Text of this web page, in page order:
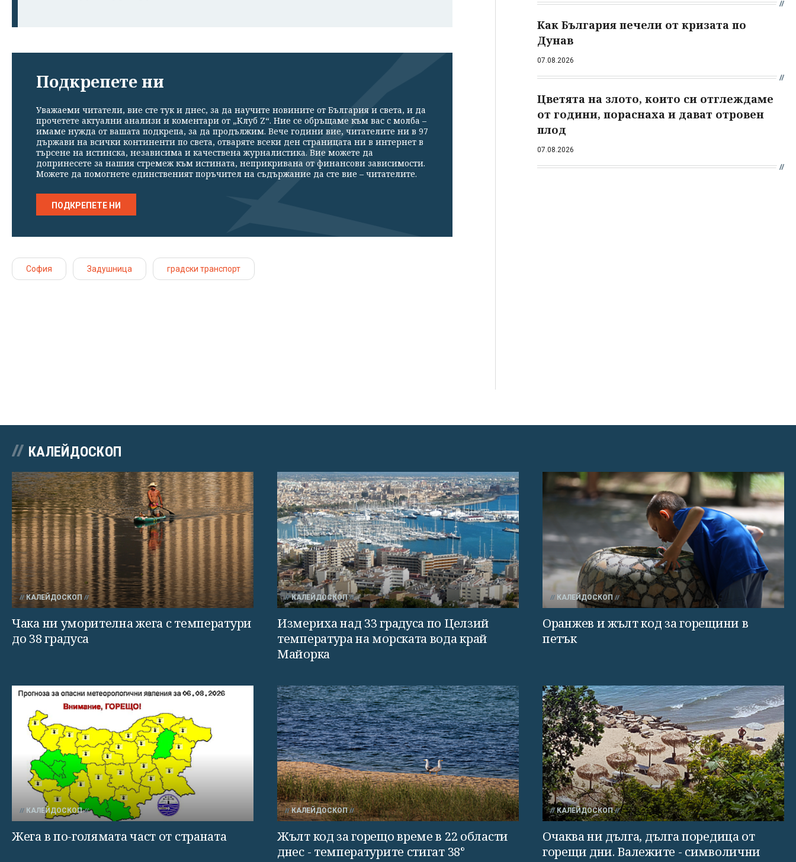
Подкрепете ни
Уважаеми читатели, вие сте тук и днес, за да научите новините от България и света, и да
прочетете актуални анализи и коментари от „Клуб Z“. Ние се обръщаме към вас с молба –
имаме нужда от вашата подкрепа, за да продължим. Вече години вие, читателите ни в 97
държави на всички континенти по света, отваряте всеки ден страницата ни в интернет в
търсене на истинска, независима и качествена журналистика. Вие можете да
допринесете за нашия стремеж към истината, неприкривана от финансови зависимости.
Можете да помогнете единственият поръчител на съдържание да сте вие – читателите.
ПОДКРЕПЕТЕ НИ
София Задушница градски транспорт
Как България печели от кризата по
Дунав
07.08.2026
Цветята на злото, които си отглеждаме
от години, пораснаха и дават отровен
плод
07.08.2026
КАЛЕЙДОСКОП
КАЛЕЙДОСКОП
Чака ни уморителна жега с температури
до 38 градуса
КАЛЕЙДОСКОП
Измериха над 33 градуса по Целзий
температура на морската вода край
Майорка
КАЛЕЙДОСКОП
Оранжев и жълт код за горещини в
петък
КАЛЕЙДОСКОП
Жега в по-голямата част от страната
КАЛЕЙДОСКОП
Жълт код за горещо време в 22 области
днес - температурите стигат 38°
КАЛЕЙДОСКОП
Очаква ни дълга, дълга поредица от
горещи дни. Валежите - символични